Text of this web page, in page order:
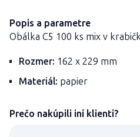
Popis a parametre
Obálka C5 100 ks mix v
Rozmer: 162 x 229 mm
Materiál: papier
Prečo nakúpili iní klienti?